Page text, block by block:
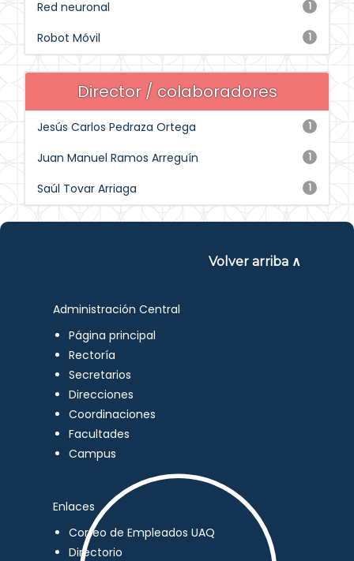
1
Red neuronal
1
Robot Móvil
Director / colaboradores
1
Jesús Carlos Pedraza Ortega
1
Juan Manuel Ramos Arreguín
1
Saúl Tovar Arriaga
Volver arriba ∧
Administración Central
Página principal
Rectoría
Secretarios
Direcciones
Coordinaciones
Facultades
Campus
Enlaces
Correo de Empleados UAQ
Directorio